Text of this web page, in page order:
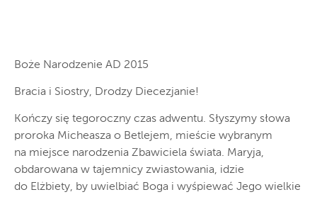
Boże Narodzenie AD 2015
Bracia i Siostry, Drodzy Diecezjanie!
Kończy się tegoroczny czas adwentu. Słyszymy słowa
proroka Micheasza o Betlejem, mieście wybranym
na miejsce narodzenia Zbawiciela świata. Maryja,
obdarowana w tajemnicy zwiastowania, idzie
do Elżbiety, by uwielbiać Boga i wyśpiewać Jego wielkie